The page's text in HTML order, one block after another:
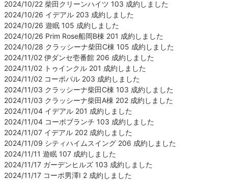
2024/10/22 柴田クリーンハイツ 103 成約しました
2024/10/26 イデアル 203 成約しました
2024/10/26 遊眠 105 成約しました
2024/10/26 Prim Rose船岡B棟 201 成約しました
2024/10/28 クラッシーナ柴田C棟 105 成約しました
2024/11/02 伊ダンセ壱番館 206 成約しました
2024/11/02 トゥインクル 201 成約しました
2024/11/02 コーポパル 203 成約しました
2024/11/03 クラッシーナ柴田C棟 103 成約しました
2024/11/03 クラッシーナ柴田A棟 202 成約しました
2024/11/04 イデアル 201 成約しました
2024/11/04 コーポブランチ 103 成約しました
2024/11/07 イデアル 202 成約しました
2024/11/09 シティハイムスイング 206 成約しました
2024/11/11 遊眠 107 成約しました
2024/11/17 ガーデンヒルズ 103 成約しました
2024/11/17 コーポ男澤Ⅰ 2 成約しました